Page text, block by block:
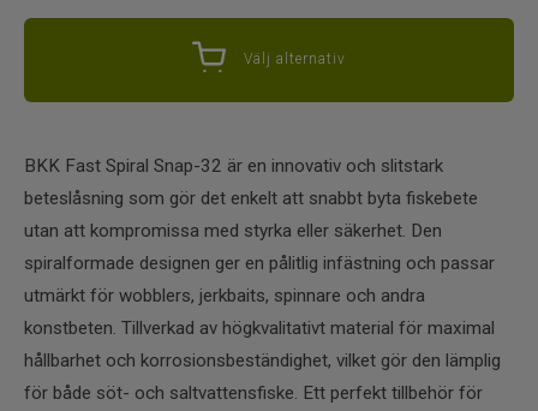
Välj alternativ
BKK Fast Spiral Snap-32 är en innovativ och slitstark
beteslåsning som gör det enkelt att snabbt byta fiskebete
utan att kompromissa med styrka eller säkerhet. Den
spiralformade designen ger en pålitlig infästning och passar
utmärkt för wobblers, jerkbaits, spinnare och andra
konstbeten. Tillverkad av högkvalitativt material för maximal
hållbarhet och korrosionsbeständighet, vilket gör den lämplig
för både söt- och saltvattensfiske. Ett perfekt tillbehör för